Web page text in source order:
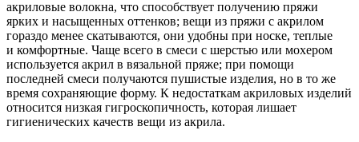
акриловые волокна, что способствует получению пряжи
ярких и насыщенных оттенков; вещи из пряжи с акрилом
гораздо менее скатываются, они удобны при носке, теплые
и комфортные. Чаще всего в смеси с шерстью или мохером
используется акрил в вязальной пряже; при помощи
последней смеси получаются пушистые изделия, но в то же
время сохраняющие форму. К недостаткам акриловых изделий
относится низкая гигроскопичность, которая лишает
гигиенических качеств вещи из акрила.